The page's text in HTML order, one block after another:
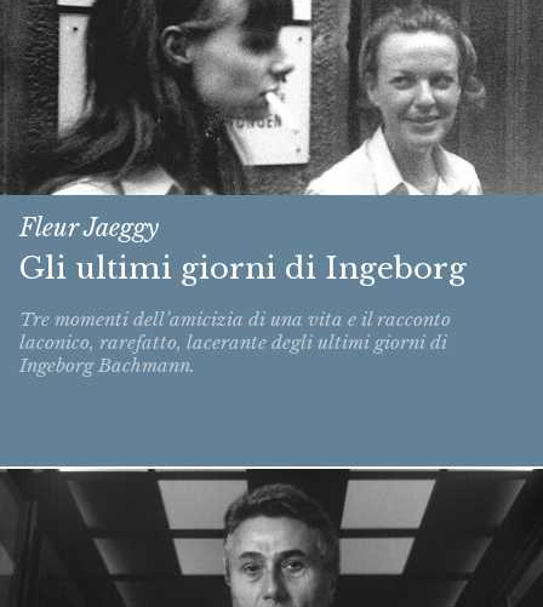
Fleur Jaeggy
Gli ultimi giorni di Ingeborg
Tre momenti dell’amicizia di una vita e il racconto
laconico, rarefatto, lacerante degli ultimi giorni di
Ingeborg Bachmann.